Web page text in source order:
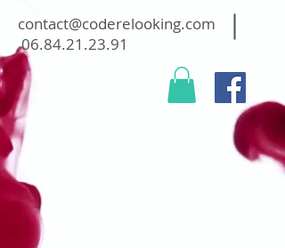
contact@coderelooking.com
06.84.21.23.91